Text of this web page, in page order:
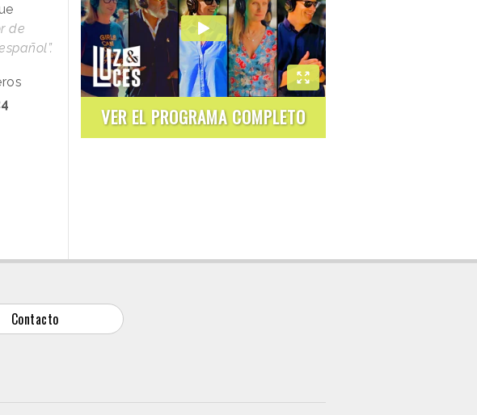
de
VER EL PROGRAMA COMPLETO
Contacto